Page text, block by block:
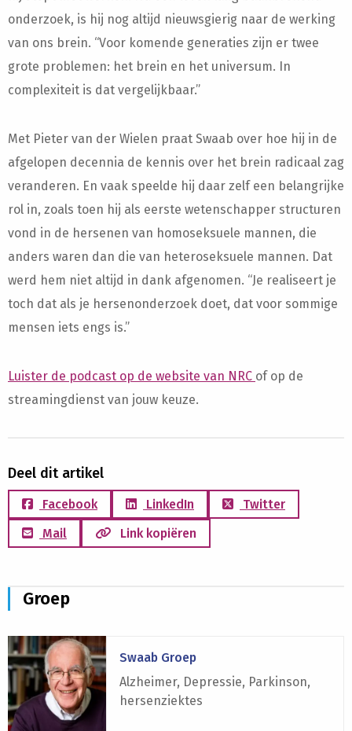
onderzoek, is hij nog altijd nieuwsgierig naar de werking
van ons brein. “Voor komende generaties zijn er twee
grote problemen: het brein en het universum. In
complexiteit is dat vergelijkbaar.”
Met Pieter van der Wielen praat Swaab over hoe hij in de
afgelopen decennia de kennis over het brein radicaal zag
veranderen. En vaak speelde hij daar zelf een belangrijke
rol in, zoals toen hij als eerste wetenschapper structuren
vond in de hersenen van homoseksuele mannen, die
anders waren dan die van heteroseksuele mannen. Dat
werd hem niet altijd in dank afgenomen. “Je realiseert je
toch dat als je hersenonderzoek doet, dat voor sommige
mensen iets engs is.”
Luister de podcast op de website van NRC of op de
streamingdienst van jouw keuze.
Deel dit artikel
Facebook LinkedIn
Twitter
Mail
Link kopiëren
Groep
Swaab Groep
Alzheimer, Depressie, Parkinson,
hersenziektes
Lees
meer
over
Swaab
Groep